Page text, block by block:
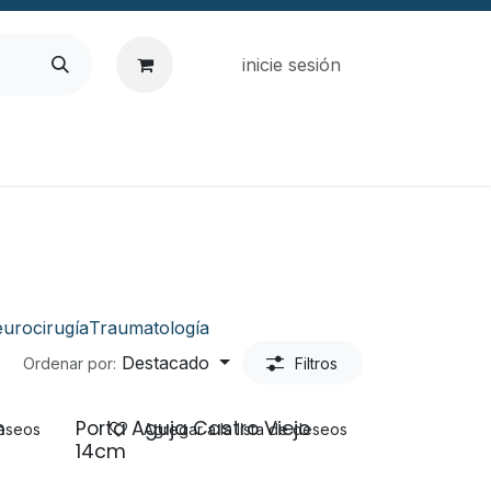
inicie sesión
Traumatología
Ordenar por: Destacado Filtros
Porta Aguja Castro Viejo
14cm
Agregar a la lista de deseos